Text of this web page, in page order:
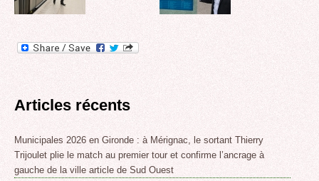
Articles récents
Municipales 2026 en Gironde : à Mérignac, le sortant Thierry
Trijoulet plie le match au premier tour et confirme l’ancrage à
gauche de la ville article de Sud Ouest